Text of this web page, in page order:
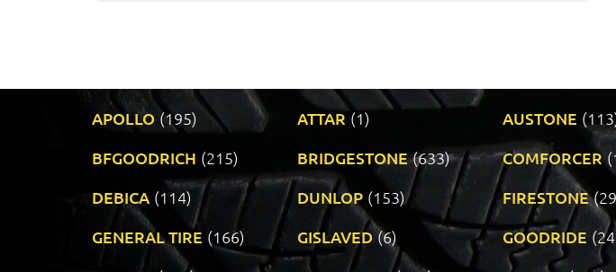
APOLLO (195) ATTAR (1) AUSTONE
BFGOODRICH (215) BRIDGESTONE (633) COMFORCER
DEBICA (114) DUNLOP (153) FIRESTONE
GENERAL TIRE (166) GISLAVED (6) GOODRIDE